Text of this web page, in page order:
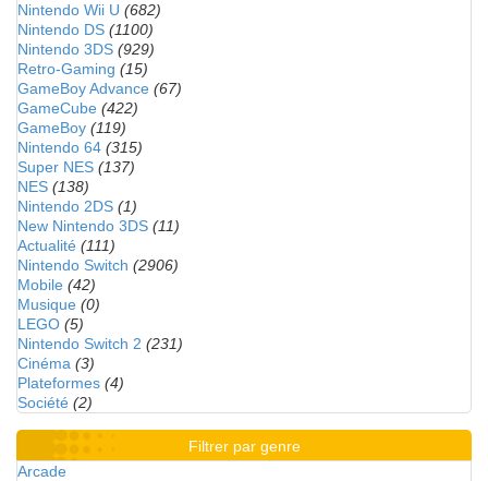
Nintendo Wii U (682)
Nintendo DS (1100)
Nintendo 3DS (929)
Retro-Gaming (15)
GameBoy Advance (67)
GameCube (422)
GameBoy (119)
Nintendo 64 (315)
Super NES (137)
NES (138)
Nintendo 2DS (1)
New Nintendo 3DS (11)
Actualité (111)
Nintendo Switch (2906)
Mobile (42)
Musique (0)
LEGO (5)
Nintendo Switch 2 (231)
Cinéma (3)
Plateformes (4)
Société (2)
Filtrer par genre
Arcade